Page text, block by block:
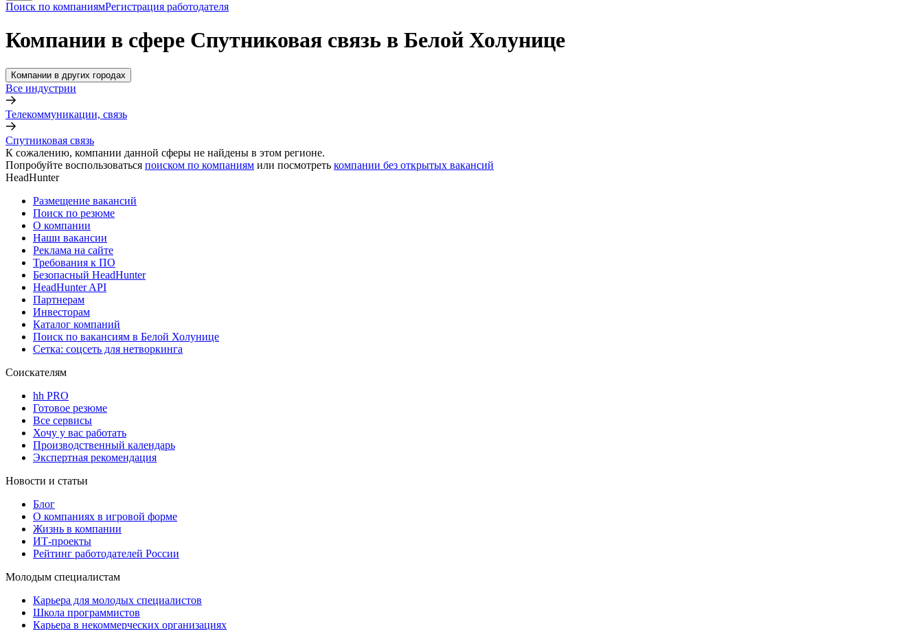
Поиск по компаниямРегистрация работодателя
Компании в сфере Спутниковая связь в Белой Холунице
Компании в других городах
Все индустрии
Телекоммуникации, связь
Спутниковая связь
К сожалению, компании данной сферы не найдены в этом регионе.
Попробуйте воспользоваться поиском по компаниям или посмотреть компании без открытых вакансий
HeadHunter
Размещение вакансий
Поиск по резюме
О компании
Наши вакансии
Реклама на сайте
Требования к ПО
Безопасный HeadHunter
HeadHunter API
Партнерам
Инвесторам
Каталог компаний
Поиск по вакансиям в Белой Холунице
Сетка: соцсеть для нетворкинга
Соискателям
hh PRO
Готовое резюме
Все сервисы
Хочу у вас работать
Производственный календарь
Экспертная рекомендация
Новости и статьи
Блог
О компаниях в игровой форме
Жизнь в компании
ИТ-проекты
Рейтинг работодателей России
Молодым специалистам
Карьера для молодых специалистов
Школа программистов
Карьера в некоммерческих организациях